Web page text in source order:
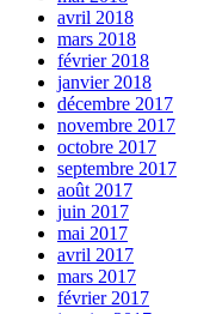
avril 2018
mars 2018
février 2018
janvier 2018
décembre 2017
novembre 2017
octobre 2017
septembre 2017
août 2017
juin 2017
mai 2017
avril 2017
mars 2017
février 2017